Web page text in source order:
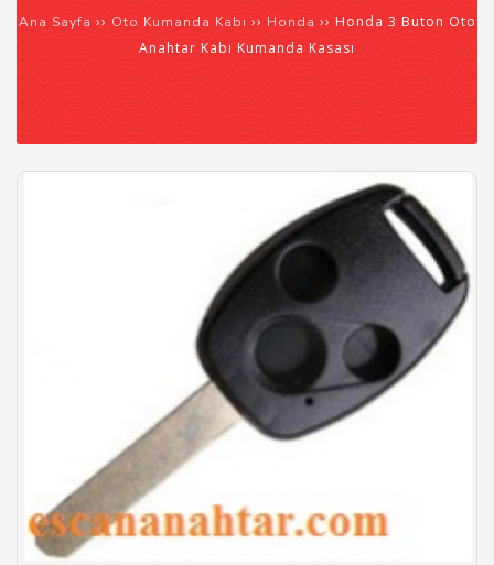
Ana Sayfa ›› Oto Kumanda Kabı ›› Honda ›› Honda 3 Buton Oto
Anahtar Kabı Kumanda Kasası